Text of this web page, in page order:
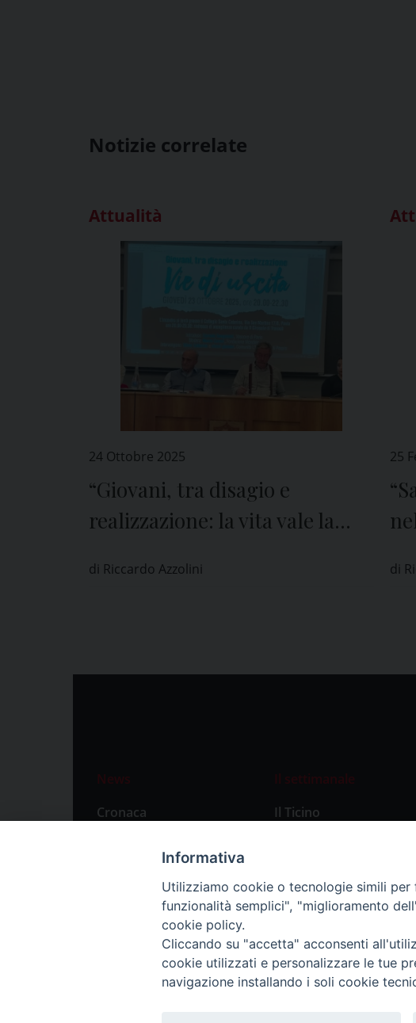
Notizie correlate
Attualità
24 Ottobre 2025
“Giovani, tra disagio e
realizzazione: la vita vale la
di Riccardo Azzolini
25
di
News
Cronaca
Primo Piano
Il settimanale
Il Ticino
Informativa
Utilizziamo cookie o tecnologie simili
funzionalità semplici", "miglioramento
cookie policy.
Cliccando su "accetta" acconsenti
cookie utilizzati e personalizzare le tue
navigazione installando i soli cookie